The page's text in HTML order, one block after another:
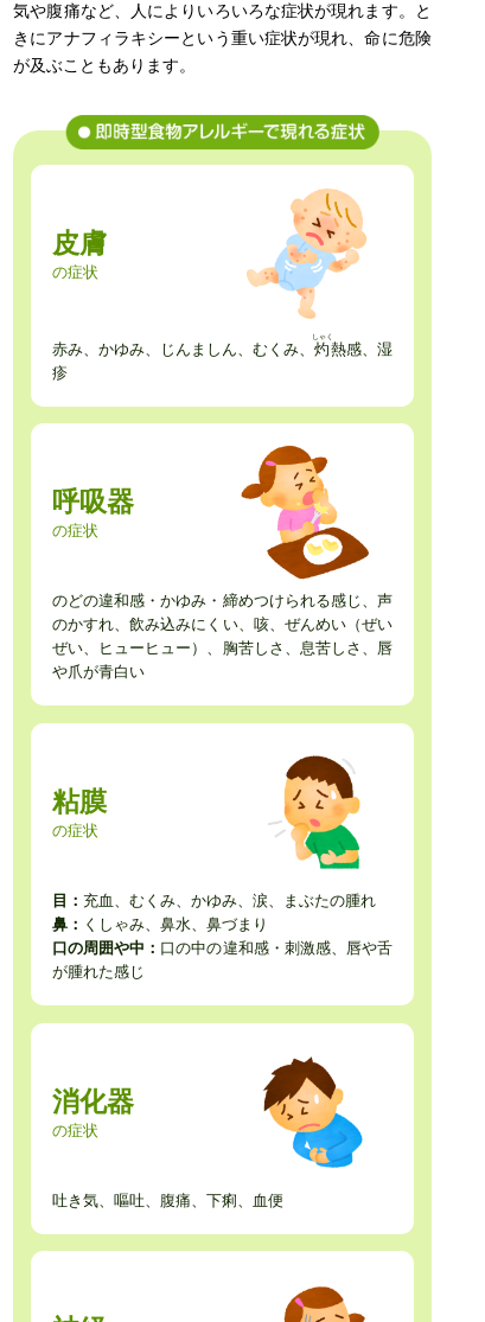
気や腹痛など、人によりいろいろな症状が現れます。と
きにアナフィラキシーという重い症状が現れ、命に危険
が及ぶこともあります。
皮膚
の症状
赤み、かゆみ、じんましん、むくみ、 灼
しゃく
熱感、湿
疹
呼吸器
の症状
のどの違和感・かゆみ・締めつけられる感じ、声
のかすれ、飲み込みにくい、咳、ぜんめい（ぜい
ぜい、ヒューヒュー）、胸苦しさ、息苦しさ、唇
や爪が青白い
粘膜
の症状
目： 充血、むくみ、かゆみ、涙、まぶたの腫れ
鼻： くしゃみ、鼻水、鼻づまり
口の周囲や中： 口の中の違和感・刺激感、唇や舌
が腫れた感じ
消化器
の症状
吐き気、嘔吐、腹痛、下痢、血便